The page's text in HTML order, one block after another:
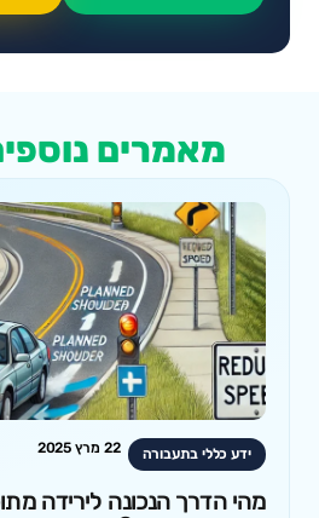
מאמרים
ידע כללי בתעבורה 22 מרץ 2025
מהי הדרך הנכונה לירידה